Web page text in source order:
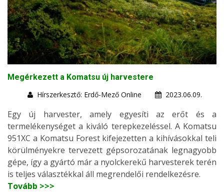
Megérkezett a Komatsu új harvestere
Hírszerkesztő: Erdő-Mező Online
2023.06.09.
Egy új harvester, amely egyesíti az erőt és a
termelékenységet a kiváló terepkezeléssel. A Komatsu
951XC a Komatsu Forest kifejezetten a kihívásokkal teli
körülményekre tervezett gépsorozatának legnagyobb
gépe, így a gyártó már a nyolckerekű harvesterek terén
is teljes választékkal áll megrendelői rendelkezésre.
Tovább >>>